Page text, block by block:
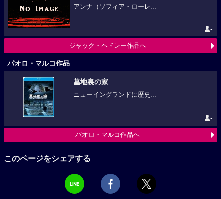
アンナ（ソフィア・ローレ...
-
ジャック・ヘドレー作品へ
パオロ・マルコ作品
墓地裏の家
ニューイングランドに歴史...
-
パオロ・マルコ作品へ
このページをシェアする